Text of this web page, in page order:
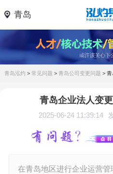
青岛
青岛泓灼 > 常见问题 > 青岛公司变更问题 > 青
青岛企业法人变
2025-06-24 11:39:14
在青岛地区进行企业运营